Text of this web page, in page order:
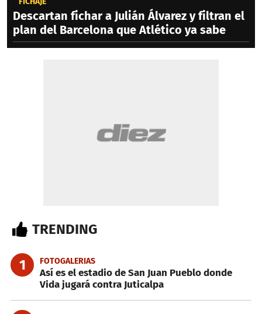
Descartan fichar a Julián Álvarez y filtran el
plan del Barcelona que Atlético ya sabe
TRENDING
1 FOTOGALERIAS
Así es el estadio de San Juan Pueblo donde
Vida jugará contra Juticalpa